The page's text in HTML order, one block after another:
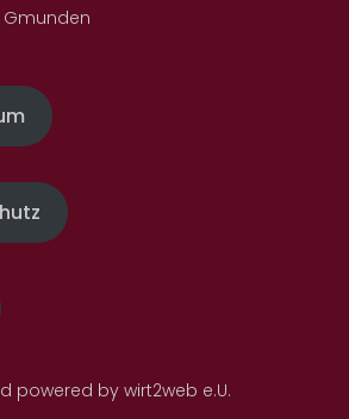
Gmunden
powered by wirt2web e.U.